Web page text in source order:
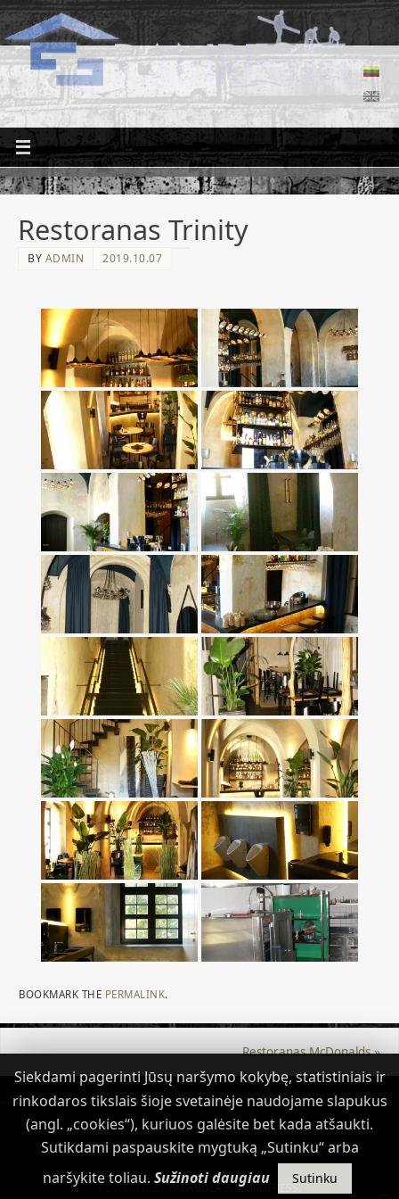
Restoranas Trinity
BY ADMIN 2019.10.07
BOOKMARK THE PERMALINK.
Restoranas McDonalds»
(c) 2013-2015 | www.ranresta.lt | info@ranresta.lt
POWERED BYPARABOLA&WORDPRESS.
Siekdami pagerinti Jūsų naršymo kokybę, statistiniais ir
rinkodaros tikslais šioje svetainėje naudojame slapukus
(angl. „cookies“), kuriuos galėsite bet kada atšaukti.
Sutikdami paspauskite mygtuką „Sutinku“ arba
naršykite toliau. Sužinoti daugiau Sutinku